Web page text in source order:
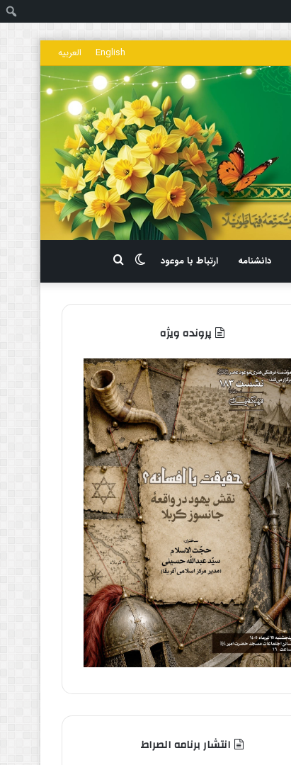
English العربیه
دانشنامه ارتباط با موعود
برای
تغییر
پوسته
پرونده ویژه
انتشار برنامه الصراط